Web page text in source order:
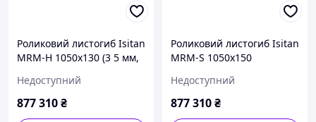
Роликовий листогиб Isitan
MRM-H 1050x130 (3 5 мм,
Недоступний
877 310₴
Роликовий листогиб Isitan
MRM-S 1050x150
Недоступний
877 310₴